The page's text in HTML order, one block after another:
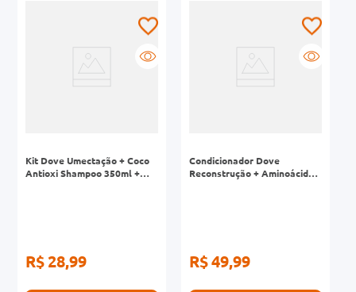
Kit Dove Umectação + Coco
Antioxi Shampoo 350ml +
R$ 28,99
Condicionador Dove
Reconstrução + Aminoácido
R$ 49,99